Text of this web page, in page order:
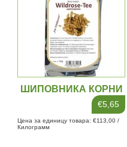
ШИПОВНИКА КОРНИ
€5,65
Цена за единицу товара: €113,00 /
Килограмм